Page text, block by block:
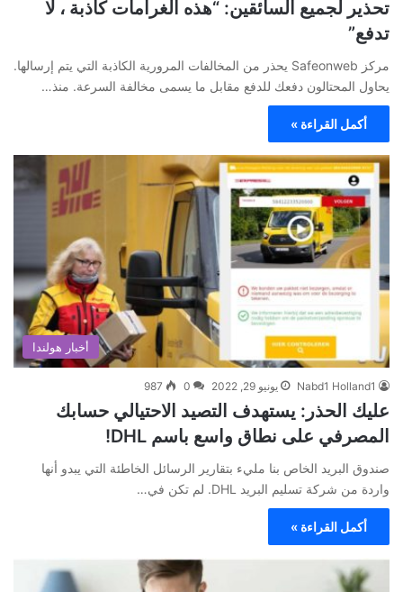
تحذير لجميع السائقين: “هذه الغرامات كاذبة ، لا
تدفع”
مركز Safeonweb يحذر من المخالفات المرورية الكاذبة التي يتم إرسالها.
يحاول المحتالون دفعك للدفع مقابل ما يسمى مخالفة السرعة. منذ…
أكمل القراءة »
أخبار هولندا
Nabd1 Holland1 يونيو 29, 2022 0
987
عليك الحذر: يستهدف التصيد الاحتيالي حسابك
المصرفي على نطاق واسع باسم DHL!
صندوق البريد الخاص بنا مليء بتقارير الرسائل الخاطئة التي يبدو أنها
واردة من شركة تسليم البريد DHL. لم تكن في…
أكمل القراءة »